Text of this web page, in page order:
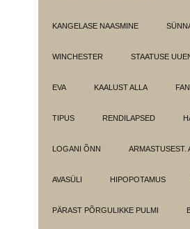
KANGELASE NAASMINE
WINCHESTER STAATUSE
EVA KAALUST ALLA
TIPUS RENDILAPSED
LOGANI ÕNN ARMASTUSEST.
AVASÜLI HIPOPOTAMUS
PÄRAST PÕRGULIKKE PULMI